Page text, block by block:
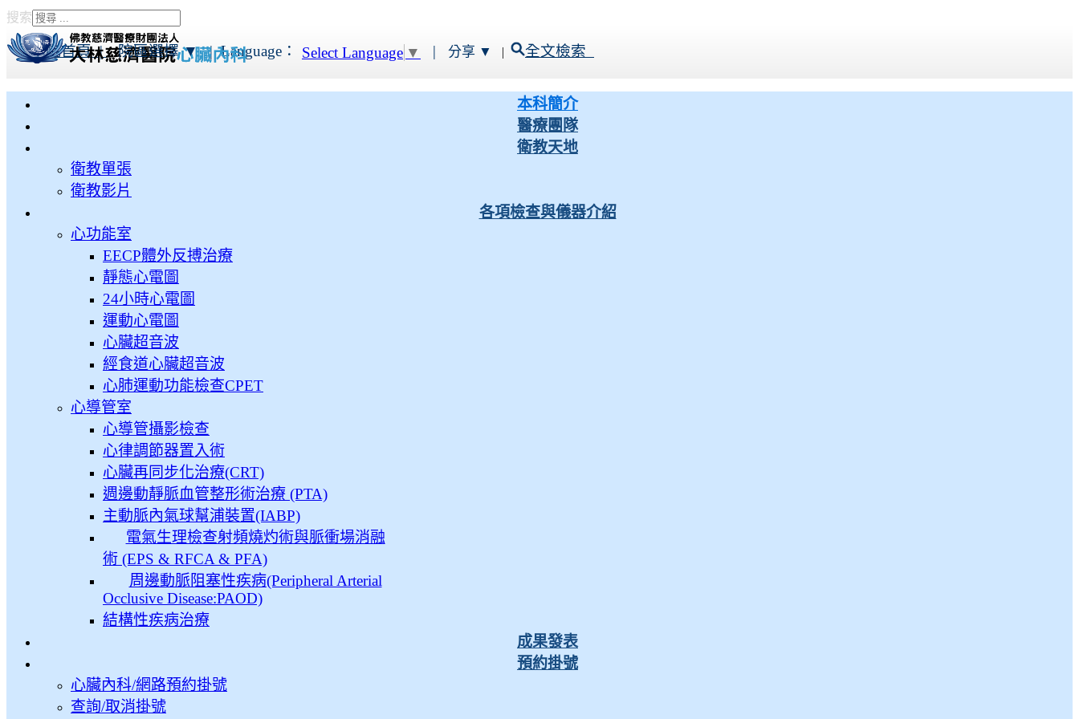
搜索
Type 2 or more characters
for results.
本院首頁 |院區選擇 ▼|Language： Select Language ▼ | 分享 ▼ | 全文檢索
本科簡介
醫療團隊
衛教天地
衛教單張
衛教影片
各項檢查與儀器介紹
心功能室
EECP體外反搏治療
靜態心電圖
24小時心電圖
運動心電圖
心臟超音波
經食道心臟超音波
心肺運動功能檢查CPET
心導管室
心導管攝影檢查
心律調節器置入術
心臟再同步化治療(CRT)
週邊動靜脈血管整形術治療 (PTA)
主動脈內氣球幫浦裝置(IABP)
電氣生理檢查射頻燒灼術與脈衝場消融
術 (EPS & RFCA & PFA)
周邊動脈阻塞性疾病(Peripheral Arterial
Occlusive Disease:PAOD)
結構性疾病治療
成果發表
預約掛號
心臟內科/網路預約掛號
查詢/取消掛號